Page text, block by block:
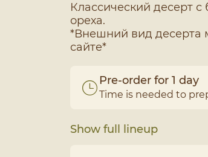
Классический десерт с
ореха.
*Внешний вид десерта
Pre-order for 1 day
Time is needed to
Show full lineup